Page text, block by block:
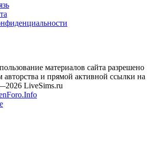
материалов сайта разрешено
авторства и прямой активной ссылки на
LiveSims.ru